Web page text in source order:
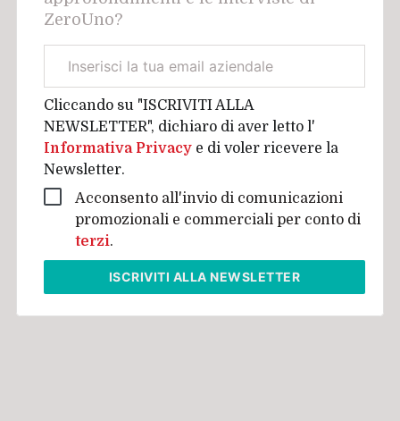
ZeroUno?
aziendale
Cliccando su "ISCRIVITI ALLA
NEWSLETTER", dichiaro di aver letto l'
Informativa Privacy e di voler ricevere la
Newsletter.
Acconsento all'invio di comunicazioni
promozionali e commerciali per conto di
terzi.
ISCRIVITI ALLA NEWSLETTER